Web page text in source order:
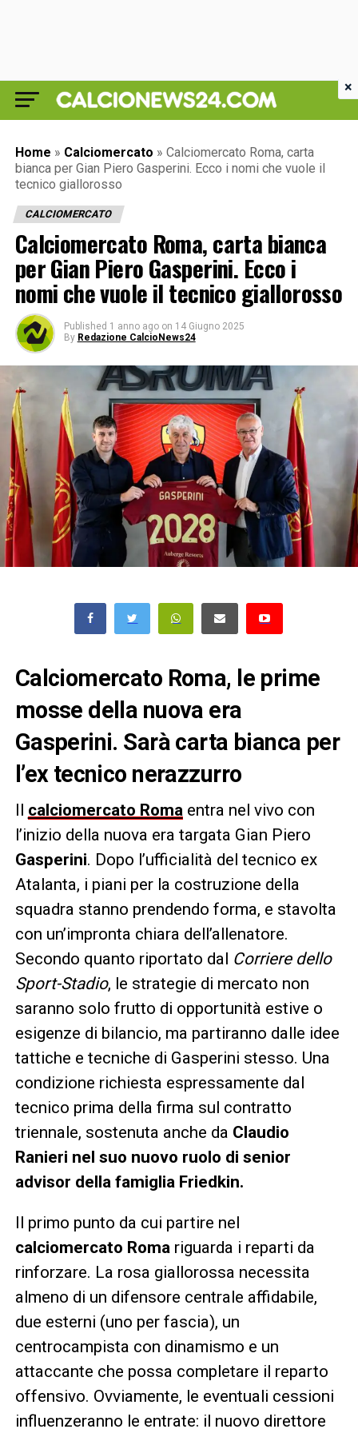
Home » Calciomercato » Calciomercato Roma, carta
bianca per Gian Piero Gasperini. Ecco i nomi che vuole il
tecnico giallorosso
CALCIOMERCATO
Calciomercato Roma, carta bianca
per Gian Piero Gasperini. Ecco i
nomi che vuole il tecnico giallorosso
Published 1 anno ago on 14 Giugno 2025
By Redazione CalcioNews24
Calciomercato Roma, le prime
mosse della nuova era
Gasperini. Sarà carta bianca per
l’ex tecnico nerazzurro
Il calciomercato Roma entra nel vivo con
l’inizio della nuova era targata Gian Piero
Gasperini. Dopo l’ufficialità del tecnico ex
Atalanta, i piani per la costruzione della
squadra stanno prendendo forma, e stavolta
con un’impronta chiara dell’allenatore.
Secondo quanto riportato dal Corriere dello
Sport-Stadio, le strategie di mercato non
saranno solo frutto di opportunità estive o
esigenze di bilancio, ma partiranno dalle idee
tattiche e tecniche di Gasperini stesso. Una
condizione richiesta espressamente dal
tecnico prima della firma sul contratto
triennale, sostenuta anche da Claudio
Ranieri nel suo nuovo ruolo di senior
advisor della famiglia Friedkin.
Il primo punto da cui partire nel
calciomercato Roma riguarda i reparti da
rinforzare. La rosa giallorossa necessita
almeno di un difensore centrale affidabile,
due esterni (uno per fascia), un
centrocampista con dinamismo e un
attaccante che possa completare il reparto
offensivo. Ovviamente, le eventuali cessioni
influenzeranno le entrate: il nuovo direttore
×